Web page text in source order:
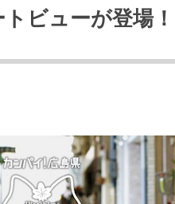
ビューが登場！